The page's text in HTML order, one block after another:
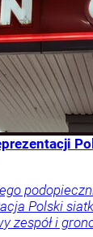
Polski
zespół i